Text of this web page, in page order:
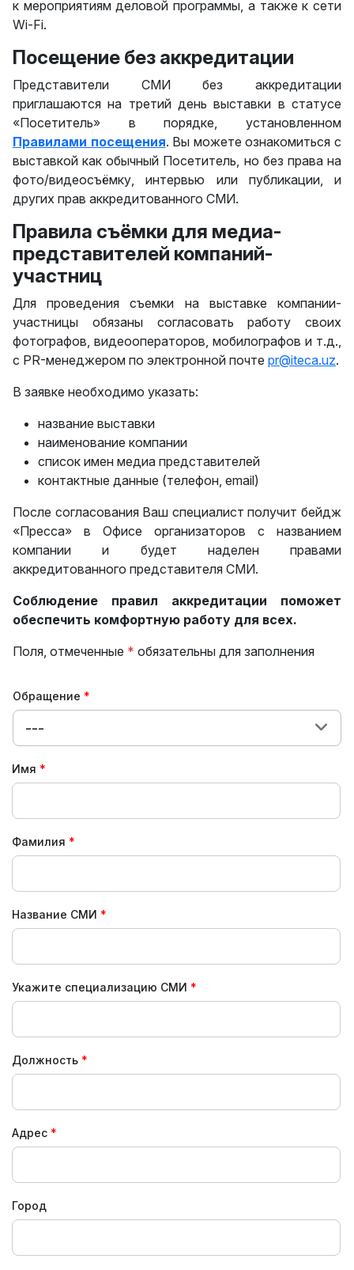
к мероприятиям деловой программы, а также к сети
Wi-Fi.
Посещение без аккредитации
Представители СМИ без аккредитации
приглашаются на третий день выставки в статусе
«Посетитель» в порядке, установленном
Правилами посещения. Вы можете ознакомиться с
выставкой как обычный Посетитель, но без права на
фото/видеосъёмку, интервью или публикации, и
других прав аккредитованного СМИ.
Правила съёмки для медиа-
представителей компаний-
участниц
Для проведения съемки на выставке компании-
участницы обязаны согласовать работу своих
фотографов, видеооператоров, мобилографов и т.д.,
с PR-менеджером по электронной почте pr@iteca.uz.
В заявке необходимо указать:
название выставки
наименование компании
список имен медиа представителей
контактные данные (телефон, email)
После согласования Ваш специалист получит бейдж
«Пресса» в Офисе организаторов с названием
компании и будет наделен правами
аккредитованного представителя СМИ.
Соблюдение правил аккредитации поможет
обеспечить комфортную работу для всех.
Поля, отмеченные * обязательны для заполнения
Обращение
---
Имя
Фамилия
Название СМИ
Укажите специализацию СМИ
Должность
Адрес
Город